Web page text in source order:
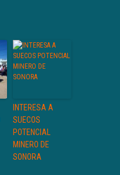
INTERESA A
SUECOS
POTENCIAL
MINERO DE
SONORA